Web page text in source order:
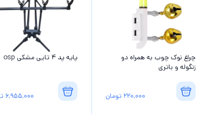
چراغ نوک چوب به همراه دو
زنگوله و باتری
220,000 تومان
پایه پد 4 تایی مشکی osp
6,955,000